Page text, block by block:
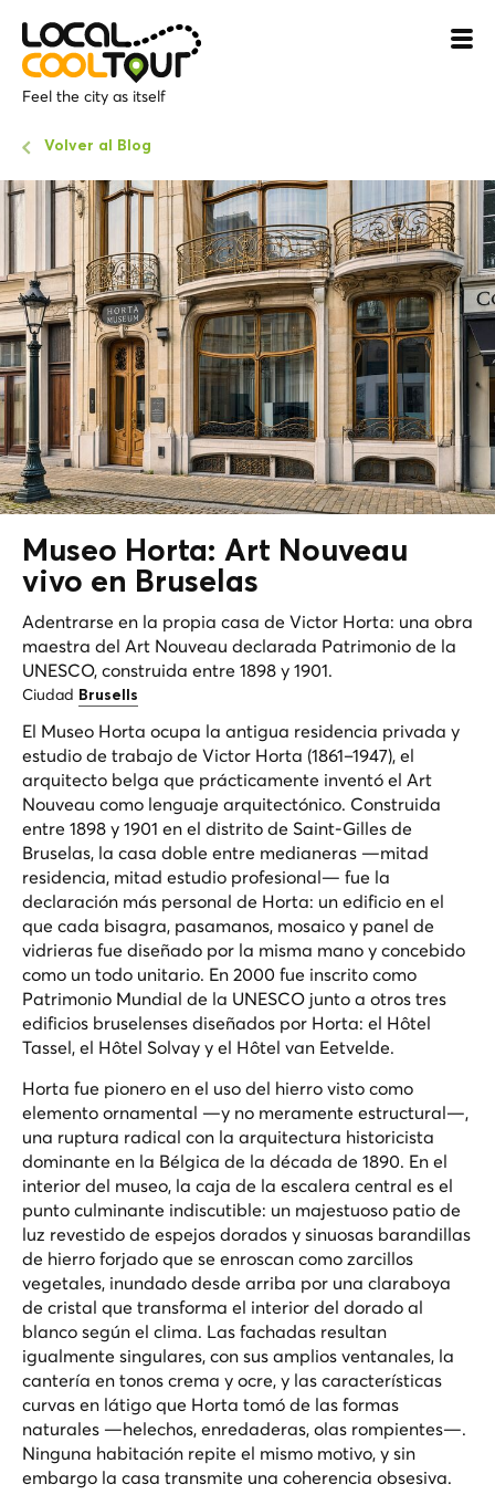
Feel the city as itself
Volver al Blog
Museo Horta: Art Nouveau
vivo en Bruselas
Adentrarse en la propia casa de Victor Horta: una obra
maestra del Art Nouveau declarada Patrimonio de la
UNESCO, construida entre 1898 y 1901.
Ciudad Brusells
El Museo Horta ocupa la antigua residencia privada y
estudio de trabajo de Victor Horta (1861–1947), el
arquitecto belga que prácticamente inventó el Art
Nouveau como lenguaje arquitectónico. Construida
entre 1898 y 1901 en el distrito de Saint-Gilles de
Bruselas, la casa doble entre medianeras —mitad
residencia, mitad estudio profesional— fue la
declaración más personal de Horta: un edificio en el
que cada bisagra, pasamanos, mosaico y panel de
vidrieras fue diseñado por la misma mano y concebido
como un todo unitario. En 2000 fue inscrito como
Patrimonio Mundial de la UNESCO junto a otros tres
edificios bruselenses diseñados por Horta: el Hôtel
Tassel, el Hôtel Solvay y el Hôtel van Eetvelde.
Horta fue pionero en el uso del hierro visto como
elemento ornamental —y no meramente estructural—,
una ruptura radical con la arquitectura historicista
dominante en la Bélgica de la década de 1890. En el
interior del museo, la caja de la escalera central es el
punto culminante indiscutible: un majestuoso patio de
luz revestido de espejos dorados y sinuosas barandillas
de hierro forjado que se enroscan como zarcillos
vegetales, inundado desde arriba por una claraboya
de cristal que transforma el interior del dorado al
blanco según el clima. Las fachadas resultan
igualmente singulares, con sus amplios ventanales, la
cantería en tonos crema y ocre, y las características
curvas en látigo que Horta tomó de las formas
naturales —helechos, enredaderas, olas rompientes—.
Ninguna habitación repite el mismo motivo, y sin
embargo la casa transmite una coherencia obsesiva.